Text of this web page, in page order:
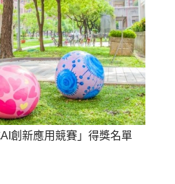
創新應用競賽」得獎名單